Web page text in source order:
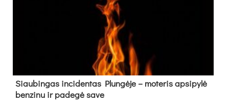
Siau­bin­gas in­ci­den­tas Plun­gė­je – mo­te­ris ap­si­py­lė
ben­zi­nu ir pa­de­gė sa­ve